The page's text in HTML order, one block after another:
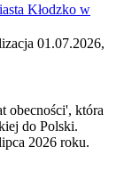
Kłodzko w
01.07.2026,
obecności', która
do Polski.
2026 roku.